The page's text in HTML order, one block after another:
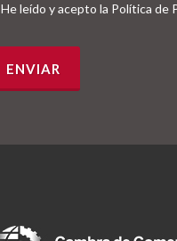
He leído y acepto la Política de